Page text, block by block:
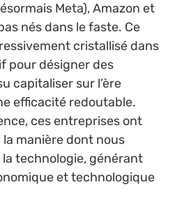
Meta), Amazon et
nés dans le faste. Ce
cristallisé dans
pour désigner des
capitaliser sur l’ère
efficacité redoutable.
ces entreprises ont
manière dont nous
technologie, générant
et technologique